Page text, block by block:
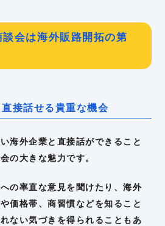
会は海外販路開拓の第
接話せる貴重な機会
海外企業と直接話ができること
の大きな魅力です。
の率直な意見を聞けたり、海外
価格帯、商習慣などを知ること
ない気づきを得られることもあ